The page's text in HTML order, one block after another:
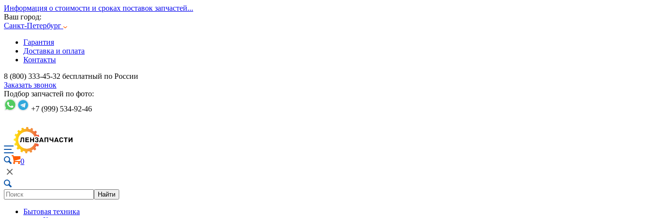
Информация о стоимости и сроках поставок запчастей...
Ваш город:
Санкт-Петербург
Гарантия
Доставка и оплата
Контакты
8 (800) 333-45-32 бесплатный по России
Заказать звонок
Подбор запчастей по фото:
+7 (999) 534-92-46
0
Найти
Бытовая техника